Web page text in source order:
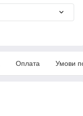
Оплата Умови